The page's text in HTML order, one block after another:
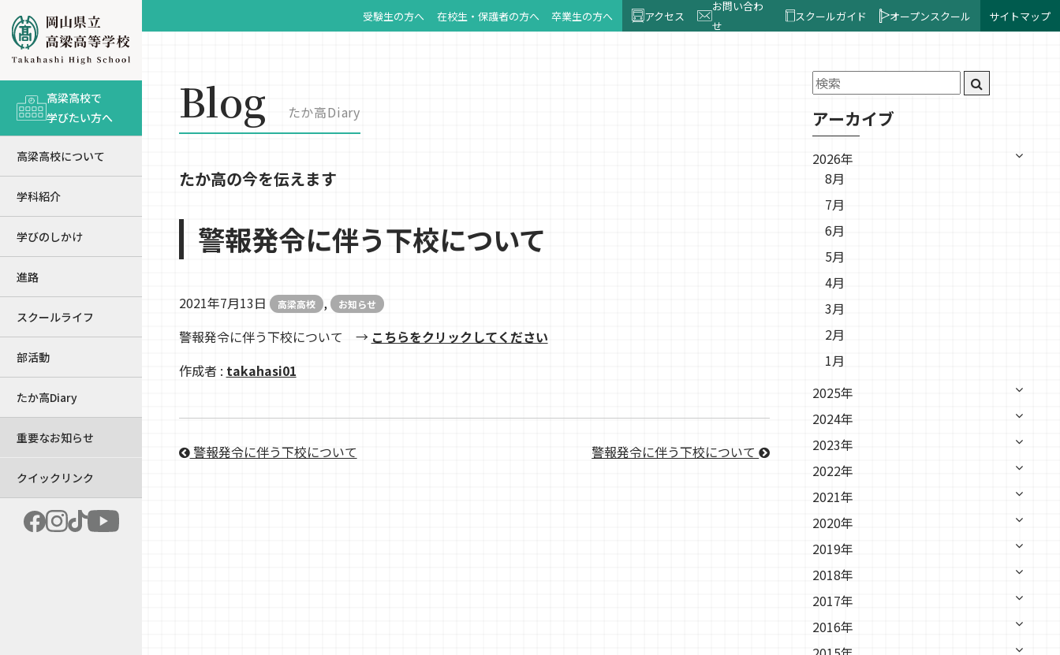
受験生の方へ 在校生・保護者の方へ 卒業生の方へ アクセス
お問い合わ
せ
スクールガイド オープンスクール サイトマップ
高梁高校で
学びたい方へ
高梁高校について
学科紹介
学びのしかけ
進路
スクールライフ
部活動
たか高Diary
重要なお知らせ
クイックリンク
Blog たか高Diary
たか高の今を伝えます
警報発令に伴う下校について
2021年7月13日 高梁高校 , お知らせ
警報発令に伴う下校について → こちらをクリックしてください
作成者 : takahasi01
警報発令に伴う下校について 警報発令に伴う下校について
アーカイブ
2026年
8月
7月
6月
5月
4月
3月
2月
1月
2025年
2024年
2023年
2022年
2021年
2020年
2019年
2018年
2017年
2016年